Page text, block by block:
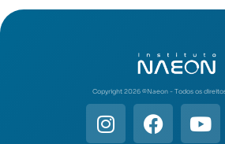
Copyright 2026 ©️Naeon - Todos os